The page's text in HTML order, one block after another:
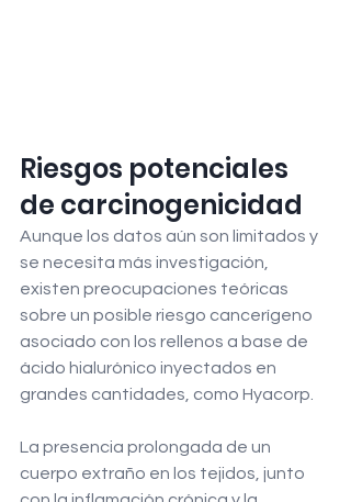
Riesgos potenciales
de carcinogenicidad
Aunque los datos aún son limitados y
se necesita más investigación,
existen preocupaciones teóricas
sobre un posible riesgo cancerígeno
asociado con los rellenos a base de
ácido hialurónico inyectados en
grandes cantidades, como Hyacorp.
La presencia prolongada de un
cuerpo extraño en los tejidos, junto